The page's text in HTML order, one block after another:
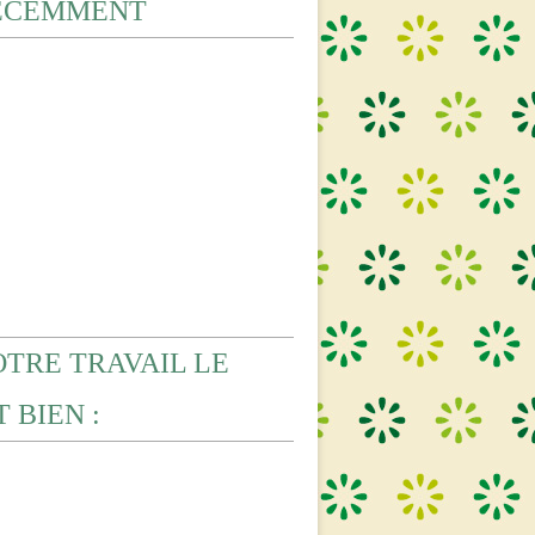
TRAVAIL LE
BIEN :